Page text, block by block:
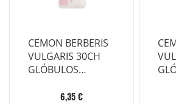
CEMON BERBERIS
VULGARIS 30CH
GLÓBULOS
6,35 €